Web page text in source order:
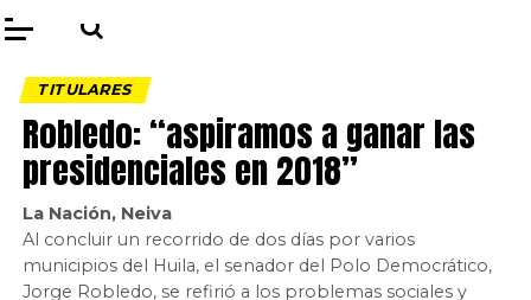
TITULARES
Robledo: “aspiramos a ganar las
presidenciales en 2018”
La Nación, Neiva
Al concluir un recorrido de dos días por varios
municipios del Huila, el senador del Polo Democrático,
Jorge Robledo, se refirió a los problemas sociales y